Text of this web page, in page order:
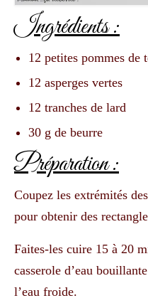
Ingrédients :
12 petites pommes de
12 asperges vertes
12 tranches de lard
30 g de beurre
Préparation :
Coupez les extrémités
pour obtenir des
Faites-les cuire 15 à 20
casserole d’eau
l’eau froide.